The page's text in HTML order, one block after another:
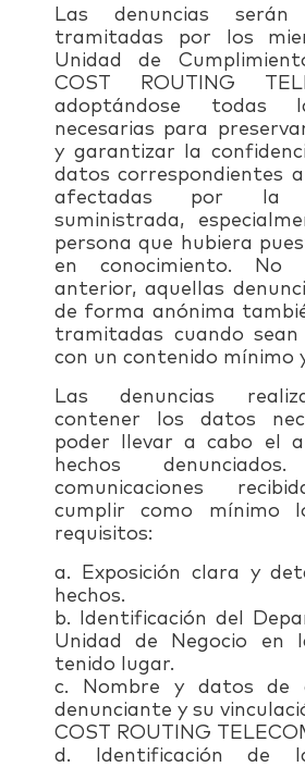
Las denuncias
tramitadas por los
Unidad de
COST ROUTING
adoptándose todas
necesarias para
y garantizar la
datos correspondientes
afectadas por la
suministrada,
persona que hubiera
en conocimiento. No
anterior, aquellas
de forma anónima
tramitadas cuando sean
con un contenido mínimo
Las denuncias
contener los datos
poder llevar a cabo el
hechos
comunicaciones
cumplir como mínimo
requisitos:
a. Exposición clara y
hechos.
b. Identificación del
Unidad de Negocio en
tenido lugar.
c. Nombre y datos de
denunciante y su
COST ROUTING
d. Identificación de